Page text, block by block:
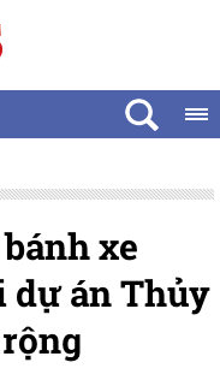
xe
dự án Thủy